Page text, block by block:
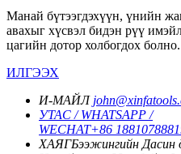
Манай бүтээгдэхүүн, үнийн
авахыг хүсвэл бидэн рүү
цагийн дотор холбогдох болно.
ИЛГЭЭХ
И-МАЙЛ
УТАС / WHATSAPP /
WECHAT+86
ХАЯГБээжингийн Дасин